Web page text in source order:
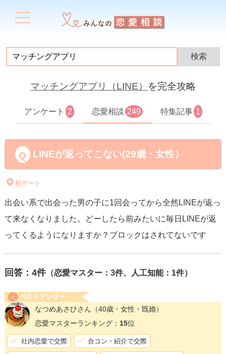
マッチングアプリ（LINE） を完全攻略
アンケート 2 恋愛相談 249 特集記事 1
LINEが返ってこない(29歳・女性）
初デート
出会い系で出会った男の子に1回会ってから全然LINEが返っ
て来なくなりました。どーしたら前みたいに毎日LINEが返
ってくるようになりますか？ブロックはされてないです
回答： 4件（恋愛マスター：3件、人工知能：1件）
ベストアンサー
なつめあさひさん （40歳・女性・既婚）
恋愛マスターランキング： 15位
社内恋愛で交際 合コン・紹介で交際